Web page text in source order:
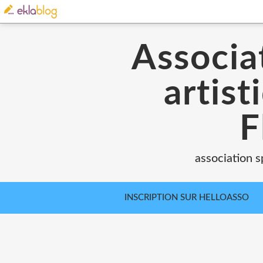
association
INSCRIPTION SUR HELLOASSO